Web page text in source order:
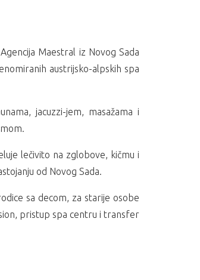
Maestral iz Novog Sada
austrijsko-alpskih spa
jacuzzi-jem, masažama i
lečivito na zglobove, kičmu i
od Novog Sada.
sa decom, za starije osobe
pristup spa centru i transfer